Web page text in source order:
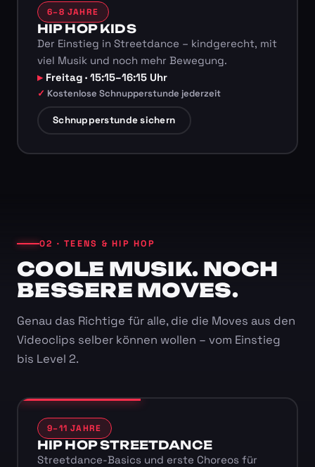
6–8 JAHRE
HIP HOP KIDS
Der Einstieg in Streetdance – kindgerecht, mit
viel Musik und noch mehr Bewegung.
Freitag · 15:15–16:15 Uhr
Kostenlose Schnupperstunde jederzeit
Schnupperstunde sichern
02 · TEENS & HIP HOP
COOLE MUSIK. NOCH
BESSERE MOVES.
Genau das Richtige für alle, die die Moves aus den
Videoclips selber können wollen – vom Einstieg
bis Level 2.
9–11 JAHRE
HIP HOP STREETDANCE
Streetdance-Basics und erste Choreos für